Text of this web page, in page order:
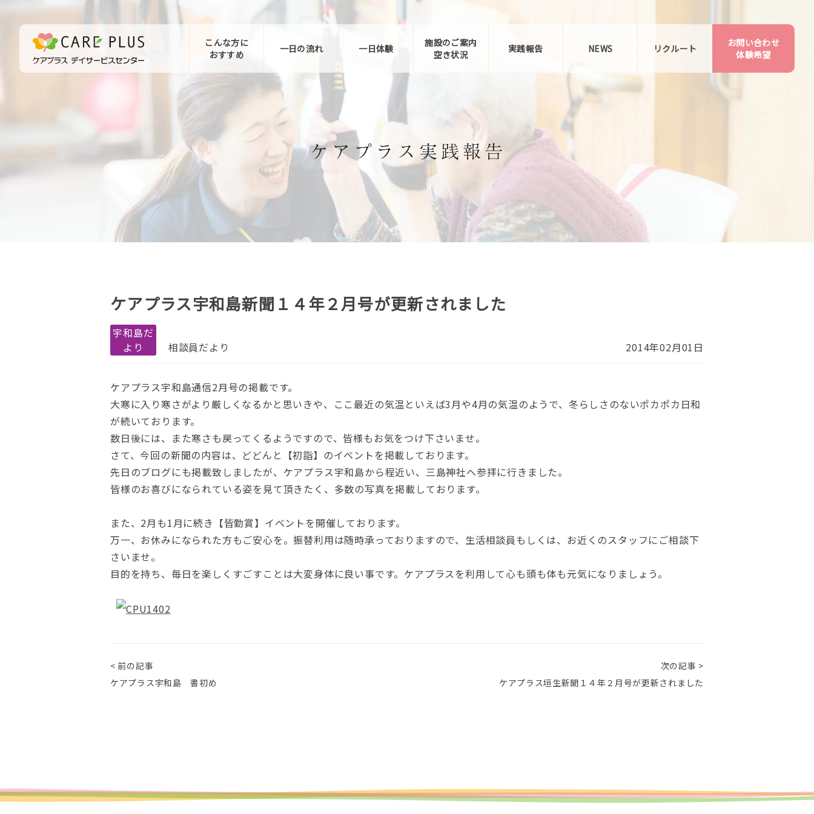
こんな方に
おすすめ
一日の流れ 一日体験
施設のご案内
空き状況
実践報告 NEWS リクルート
お問い合わせ
お問い合わせ
体験希望
ケアプラス宇和島新聞１４年２月号が更新されました
宇和島だ
より
相談員だより 2014年02月01日
ケアプラス宇和島通信2月号の掲載です。
大寒に入り寒さがより厳しくなるかと思いきや、ここ最近の気温といえば3月や4月の気温のようで、冬らしさのないポカポカ日和
が続いております。
数日後には、また寒さも戻ってくるようですので、皆様もお気をつけ下さいませ。
さて、今回の新聞の内容は、どどんと【初詣】のイベントを掲載しております。
先日のブログにも掲載致しましたが、ケアプラス宇和島から程近い、三島神社へ参拝に行きました。
皆様のお喜びになられている姿を見て頂きたく、多数の写真を掲載しております。
また、2月も1月に続き【皆勤賞】イベントを開催しております。
万一、お休みになられた方もご安心を。振替利用は随時承っておりますので、生活相談員もしくは、お近くのスタッフにご相談下
さいませ。
目的を持ち、毎日を楽しくすごすことは大変身体に良い事です。ケアプラスを利用して心も頭も体も元気になりましょう。
< 前の記事
ケアプラス宇和島 書初め
次の記事 >
ケアプラス垣生新聞１４年２月号が更新されました